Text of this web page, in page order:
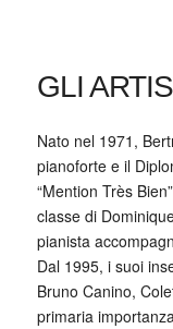
GLI
Nato nel 1971,
pianoforte e il
“Mention Très
classe di
pianista
Dal 1995, i suoi
Bruno Canino,
primaria